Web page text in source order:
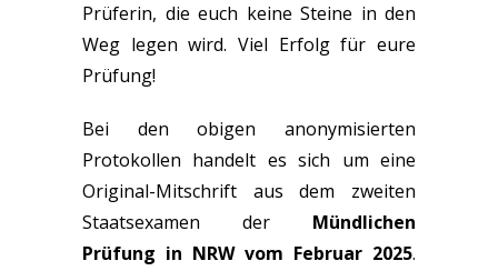
Prüferin, die euch keine Steine in den
Weg legen wird. Viel Erfolg für eure
Prüfung!
Bei den obigen anonymisierten
Protokollen handelt es sich um eine
Original-Mitschrift aus dem zweiten
Staatsexamen der Mündlichen
Prüfung in NRW vom Februar 2025.